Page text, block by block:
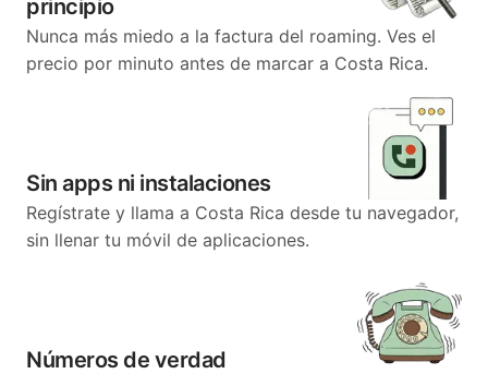
principio
Nunca más miedo a la factura del roaming. Ves el
precio por minuto antes de marcar a Costa Rica.
Sin apps ni instalaciones
Regístrate y llama a Costa Rica desde tu navegador,
sin llenar tu móvil de aplicaciones.
Números de verdad